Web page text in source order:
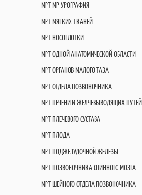
МРТ МР УРОГРАФИЯ
МРТ МЯГКИХ ТКАНЕЙ
МРТ НОСОГЛОТКИ
МРТ ОДНОЙ АНАТОМИЧЕСКОЙ ОБЛАСТИ
МРТ ОРГАНОВ МАЛОГО ТАЗА
МРТ ОТДЕЛА ПОЗВОНОЧНИКА
МРТ ПЕЧЕНИ И ЖЕЛЧЕВЫВОДЯЩИХ ПУТЕЙ
МРТ ПЛЕЧЕВОГО СУСТАВА
МРТ ПЛОДА
МРТ ПОДЖЕЛУДОЧНОЙ ЖЕЛЕЗЫ
МРТ ПОЗВОНОЧНИКА СПИННОГО МОЗГА
МРТ ШЕЙНОГО ОТДЕЛА ПОЗВОНОЧНИКА